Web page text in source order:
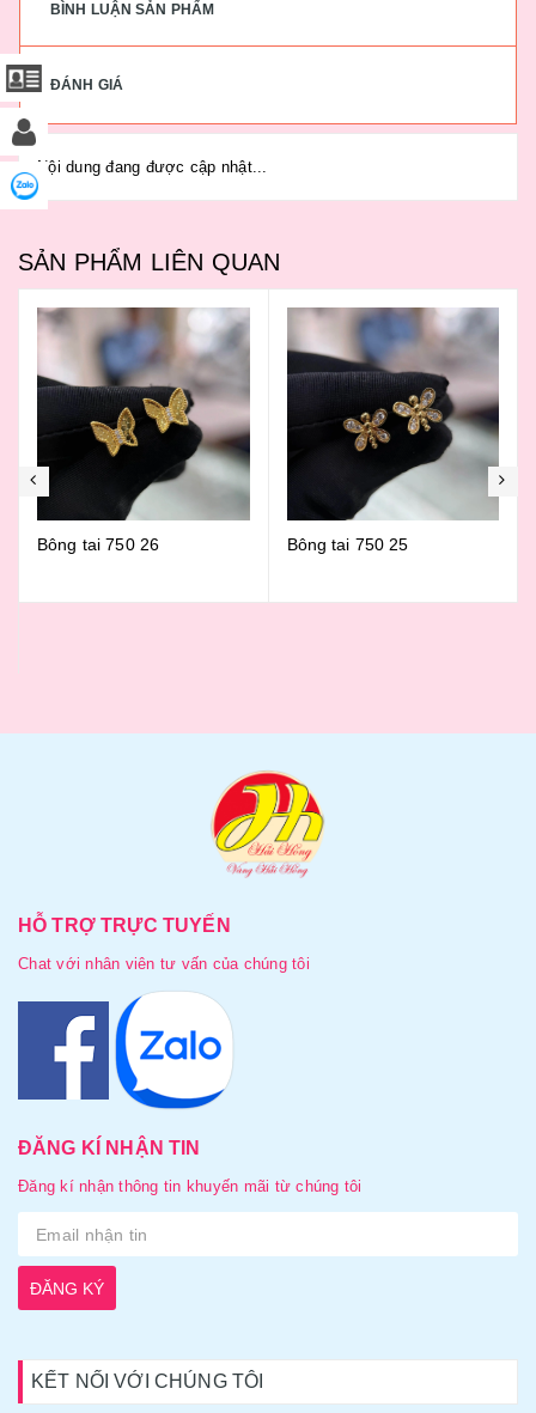
BÌNH LUẬN SẢN PHẨM
ĐÁNH GIÁ
Nội dung đang được cập nhật...
SẢN PHẨM LIÊN QUAN
Bông tai 750 25 Bông tai 750 24
HỖ TRỢ TRỰC TUYẾN
Chat với nhân viên tư vấn của chúng tôi
ĐĂNG KÍ NHẬN TIN
Đăng kí nhận thông tin khuyến mãi từ chúng tôi
ĐĂNG KÝ
KẾT NỐI VỚI CHÚNG TÔI